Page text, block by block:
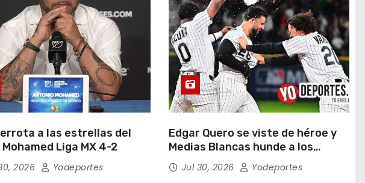
a las estrellas del
Liga MX 4-2
2026 Yodeportes
Edgar Quero se viste de héroe y
Medias Blancas hunde a los
Yankees de Nueva York en doce
entradas
Jul 30, 2026 Yodeportes